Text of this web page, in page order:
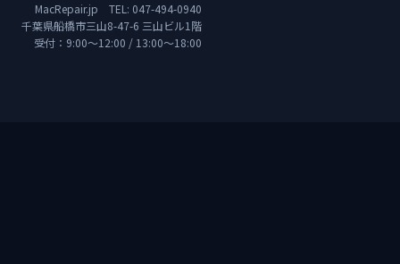
MacRepair.jp TEL: 047-494-0940
千葉県船橋市三山8-47-6 三山ビル1階
受付：9:00〜12:00 / 13:00〜18:00